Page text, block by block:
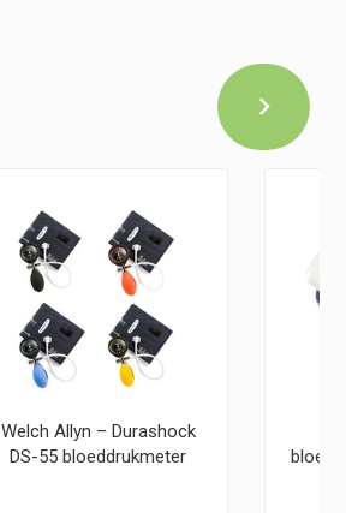
Welch Allyn – Durashock
DS-55 bloeddrukmeter